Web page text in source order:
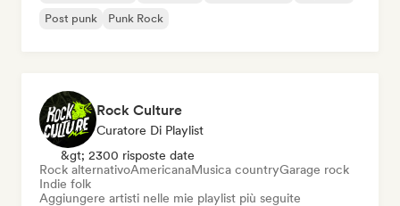
Post punk
Punk Rock
Rock Culture
Curatore Di Playlist
&gt; 2300 risposte date
Rock alternativoAmericanaMusica countryGarage rock
Indie folk
Aggiungere artisti nelle mie playlist più seguite